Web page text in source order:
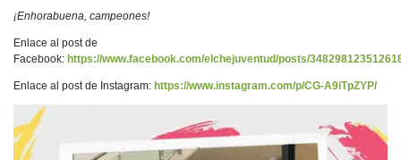
¡Enhorabuena, campeones!
Enlace al post de
Facebook: https://www.facebook.com/elchejuventud/posts/
Enlace al post de Instagram: https://www.instagram.com/p/CG-A9iTpZYP/